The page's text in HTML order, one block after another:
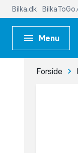
Bilka.dk
Menu
Forside